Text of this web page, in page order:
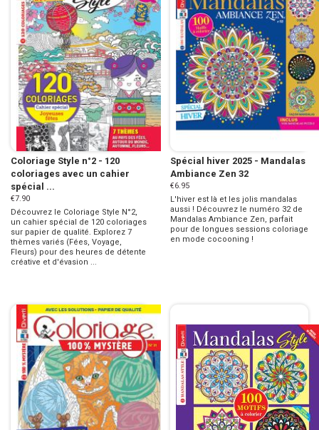
Coloriage Style n°2 - 120
coloriages avec un cahier
spécial ...
€7.90
Découvrez le Coloriage Style N°2,
un cahier spécial de 120 coloriages
sur papier de qualité. Explorez 7
thèmes variés (Fées, Voyage,
Fleurs) pour des heures de détente
créative et d'évasion ...
Spécial hiver 2025 - Mandalas
Ambiance Zen 32
€6.95
L'hiver est là et les jolis mandalas
aussi ! Découvrez le numéro 32 de
Mandalas Ambiance Zen, parfait
pour de longues sessions coloriage
en mode cocooning !